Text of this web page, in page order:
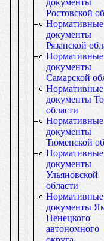
документы
Ростовской
Нормативные
документы
Рязанской
Нормативные
документы
Самарской
Нормативные
документы
области
Нормативные
документы
Тюменской
Нормативные
документы
Ульяновской
области
Нормативные
документы
Ненецкого
автономного